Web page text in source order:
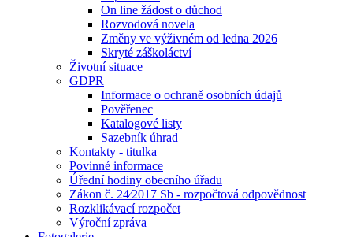
On line žádost o důchod
Rozvodová novela
Změny ve výživném od ledna 2026
Skryté záškoláctví
Životní situace
GDPR
Informace o ochraně osobních údajů
Pověřenec
Katalogové listy
Sazebník úhrad
Kontakty - titulka
Povinné informace
Úřední hodiny obecního úřadu
Zákon č. 24⁄2017 Sb - rozpočtová odpovědnost
Rozklikávací rozpočet
Výroční zpráva